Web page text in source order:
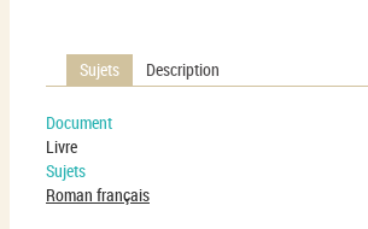
Sujets Description
Document
Livre
Sujets
Roman français